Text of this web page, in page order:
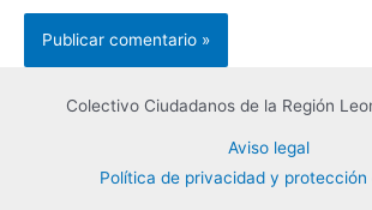
Colectivo Ciudadanos de la Región
Aviso legal
Política de privacidad y protección